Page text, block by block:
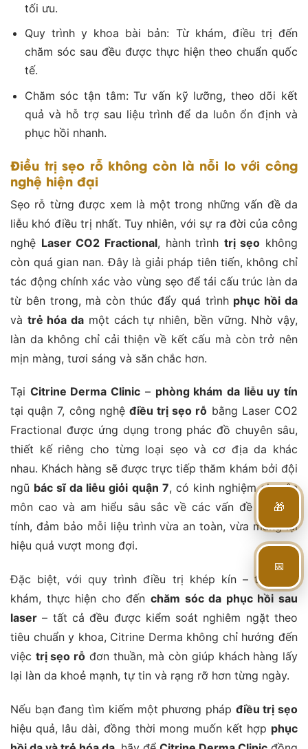
tối ưu.
Quy trình y khoa bài bản: Từ khám, điều trị đến
chăm sóc sau đều được thực hiện theo chuẩn quốc
tế.
Chăm sóc tận tâm: Tư vấn kỹ lưỡng, theo dõi kết
quả và hỗ trợ sau liệu trình để da luôn ổn định và
phục hồi nhanh.
Điều trị sẹo rỗ không còn là nỗi lo với công
nghệ hiện đại
Sẹo rỗ từng được xem là một trong những vấn đề da
liễu khó điều trị nhất. Tuy nhiên, với sự ra đời của công
nghệ Laser CO2 Fractional, hành trình trị sẹo không
còn quá gian nan. Đây là giải pháp tiên tiến, không chỉ
tác động chính xác vào vùng sẹo để tái cấu trúc làn da
từ bên trong, mà còn thúc đẩy quá trình phục hồi da
và trẻ hóa da một cách tự nhiên, bền vững. Nhờ vậy,
làn da không chỉ cải thiện về kết cấu mà còn trở nên
mịn màng, tươi sáng và săn chắc hơn.
Tại Citrine Derma Clinic – phòng khám da liễu uy tín
tại quận 7, công nghệ điều trị sẹo rỗ bằng Laser CO2
Fractional được ứng dụng trong phác đồ chuyên sâu,
thiết kế riêng cho từng loại sẹo và cơ địa da khác
nhau. Khách hàng sẽ được trực tiếp thăm khám bởi đội
ngũ bác sĩ da liễu giỏi quận 7, có kinh nghiệm chuyên
môn cao và am hiểu sâu sắc về các vấn đề da mãn
tính, đảm bảo mỗi liệu trình vừa an toàn, vừa mang lại
hiệu quả vượt mong đợi.
Đặc biệt, với quy trình điều trị khép kín – từ thăm
khám, thực hiện cho đến chăm sóc da phục hồi sau
laser – tất cả đều được kiểm soát nghiêm ngặt theo
tiêu chuẩn y khoa, Citrine Derma không chỉ hướng đến
việc trị sẹo rỗ đơn thuần, mà còn giúp khách hàng lấy
lại làn da khoẻ mạnh, tự tin và rạng rỡ hơn từng ngày.
Nếu bạn đang tìm kiếm một phương pháp điều trị sẹo
hiệu quả, lâu dài, đồng thời mong muốn kết hợp phục
🎁
📅